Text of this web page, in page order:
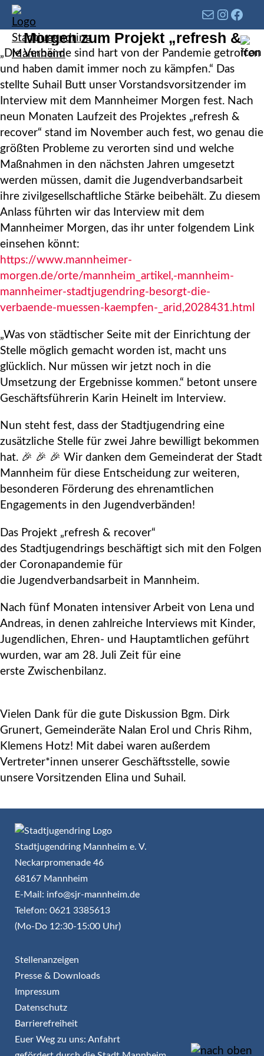
Interview mit dem Mannheimer
Morgen zum Projekt „refresh &
recover“
„Die Verbände sind hart von der Pandemie getroffen
und haben damit immer noch zu kämpfen.“ Das
stellte Suhail Butt unser Vorstandsvorsitzender im
Interview mit dem Mannheimer Morgen fest. Nach
neun Monaten Laufzeit des Projektes „refresh &
recover“ stand im November auch fest, wo genau die
größten Probleme zu verorten sind und welche
Maßnahmen in den nächsten Jahren umgesetzt
werden müssen, damit die Jugendverbandsarbeit
ihre zivilgesellschaftliche Stärke beibehält. Zu diesem
Anlass führten wir das Interview mit dem
Mannheimer Morgen, das ihr unter folgendem Link
einsehen könnt:
https://www.mannheimer-
morgen.de/orte/mannheim_artikel,-mannheim-
mannheimer-stadtjugendring-besorgt-die-
verbaende-muessen-kaempfen-_arid,2028431.html
„Was von städtischer Seite mit der Einrichtung der
Stelle möglich gemacht worden ist, macht uns
glücklich. Nur müssen wir jetzt noch in die
Umsetzung der Ergebnisse kommen.“ betont unsere
Geschäftsführerin Karin Heinelt im Interview.
Nun steht fest, dass der Stadtjugendring eine
zusätzliche Stelle für zwei Jahre bewilligt bekommen
hat. 🎉 🎉 🎉 Wir danken dem Gemeinderat der Stadt
Mannheim für diese Entscheidung zur weiteren,
besonderen Förderung des ehrenamtlichen
Engagements in den Jugendverbänden!
Das Projekt „refresh & recover“
des Stadtjugendrings beschäftigt sich mit den Folgen
der Coronapandemie für
die Jugendverbandsarbeit in Mannheim.
Nach fünf Monaten intensiver Arbeit von Lena und
Andreas, in denen zahlreiche Interviews mit Kinder,
Jugendlichen, Ehren- und Hauptamtlichen geführt
wurden, war am 28. Juli Zeit für eine
erste Zwischenbilanz.
Vielen Dank für die gute Diskussion Bgm. Dirk
Grunert, Gemeinderäte Nalan Erol und Chris Rihm,
Klemens Hotz! Mit dabei waren außerdem
Vertreter*innen unserer Geschäftsstelle, sowie
unsere Vorsitzenden Elina und Suhail.
Stadtjugendring Mannheim e. V.
Neckarpromenade 46
68167 Mannheim
E-Mail: info@sjr-mannheim.de
Telefon: 0621 3385613
(Mo-Do 12:30-15:00 Uhr)
Stellenanzeigen
Presse & Downloads
Impressum
Datenschutz
Barrierefreiheit
Euer Weg zu uns: Anfahrt